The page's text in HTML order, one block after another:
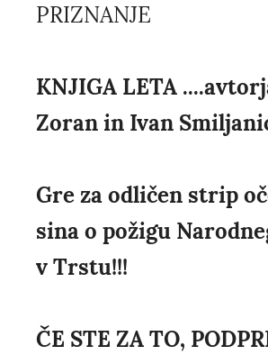
PRIZNANJE
KNJIGA LETA
Zoran in Ivan
Gre za odličen strip
sina o požigu
v Trstu!!!
ČE STE ZA TO,